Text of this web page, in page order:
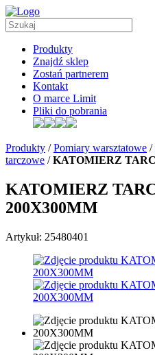
Produkty
Znajdź sklep
Zostań partnerem
Kontakt
O marce Limit
Pliki do pobrania
Produkty /Pomiary warsztatowe /
tarczowe /KATOMIERZ
KATOMIERZ
200X300MM
Artykuł: 25480401